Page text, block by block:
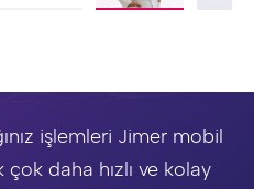
işlemleri Jimer mobil
çok daha hızlı ve kolay